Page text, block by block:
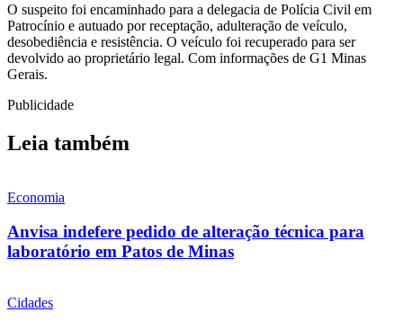
O suspeito foi encaminhado para a delegacia de Polícia Civil em
Patrocínio e autuado por receptação, adulteração de veículo,
desobediência e resistência. O veículo foi recuperado para ser
devolvido ao proprietário legal. Com informações de G1 Minas
Gerais.
Publicidade
Leia também
Economia
Anvisa indefere pedido de alteração técnica para
laboratório em Patos de Minas
Cidades